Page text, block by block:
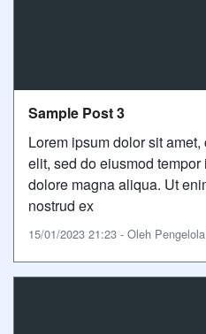
Sample Post 3
Lorem ipsum dolor sit
elit, sed do eiusmod
dolore magna aliqua. Ut
nostrud ex
15/01/2023 21:23 - Oleh